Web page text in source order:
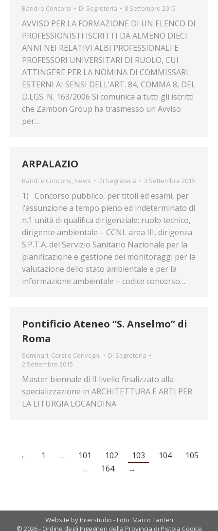
Bandi e Concorsi Di Segreteria 8 Settembre 2015
AVVISO PER LA FORMAZIONE DI UN ELENCO DI
PROFESSIONISTI ISCRITTI DA ALMENO DIECI
ANNI NEI RELATIVI ALBI PROFESSIONALI E
PROFESSORI UNIVERSITARI DI RUOLO, CUI
ATTINGERE PER LA NOMINA DI COMMISSARI
ESTERNI AI SENSI DELL’ART. 84, COMMA 8, DEL
D.LGS. N. 163/2006 Si comunica a tutti gli iscritti
che Zambon Group ha trasmesso un Avviso
per…
ARPALAZIO
Bandi e Concorsi, News Di Segreteria 3 Settembre 2015
1) Concorso pubblico, per titoli ed esami, per
l’assunzione a tempo pieno ed indeterminato di
n.1 unità di qualifica dirigenziale: ruolo tecnico,
dirigente ambientale – CCNL area III, dirigenza
S.P.T.A. del Servizio Sanitario Nazionale per la
pianificazione e gestione dei monitoraggi per la
valutazione dello stato ambientale e per la
informazione ambientale – codice concorso…
Pontificio Ateneo “S. Anselmo” di
Roma
Seminari, Corsi e Convegni Di Segreteria
2 Settembre 2015
Master biennale di II livello finalizzato alla
specializzazione in ARCHITETTURA E ARTI PER
LA LITURGIA LOCANDINA
← 1 … 101 102 103 104
105
…
164 →
Website by Interstudio - Foto: Marco Tanteri
© 2026 - Ordine degli Ingegneri della Provincia di Pistoia Codice